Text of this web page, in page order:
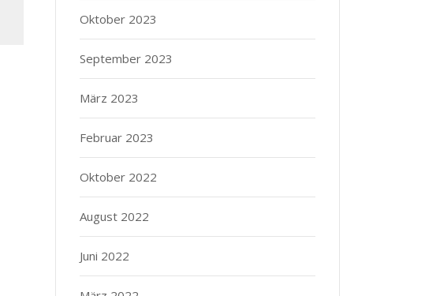
Oktober 2023
September 2023
März 2023
Februar 2023
Oktober 2022
August 2022
Juni 2022